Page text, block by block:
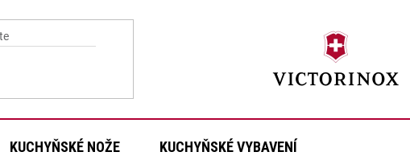
KUCHYŇSKÉ NOŽE KUCHYŇSKÉ VYBAVENÍ